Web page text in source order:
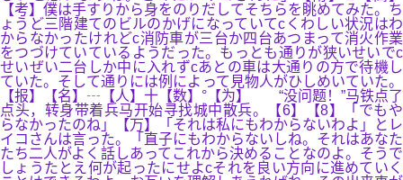
【考】僕は手すりから身をのりだしてそちらを眺めてみた。ち
ょうど三階建てのビルのかげになっていてcくわしい状況はわ
からなかったけれどc消防車が三台か四台あつまって消火作業
をつづけていているようだった。もっとも通りが狭いせいでc
せいぜい二台しか中に入れずcあとの車は大通りの方で待機し
ていた。そして通りには例によって見物人がひしめいていた。
【报】【名】┄【人】十【数】°【为】 “没问题！”马铁点了
点头，转身带着兵马开始寻找城中散兵。【6】【8】「でもや
らなかったのね」【万】「それは私にもわからないわよ」とレ
イコさんは言った。「直子にもわからないしね。それはあなた
たち二人がよく話しあってこれから決めることなのよ。そうで
しょうたとえ何が起ったにせよcそれを良い方向に進めていく